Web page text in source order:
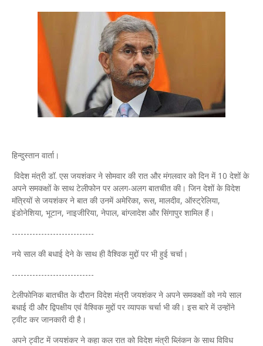
हिन्दुस्तान वार्ता।
विदेश मंत्री डॉ. एस जयशंकर ने सोमवार की रात और मंगलवार को दिन में 10 देशों के
अपने समकक्षों के साथ टेलीफोन पर अलग-अलग बातचीत की। जिन देशों के विदेश
मंत्रियों से जयशंकर ने बात की उनमें अमेरिका, रूस, मालदीव, ऑस्ट्रेलिया,
इंडोनेशिया, भूटान, नाइजीरिया, नेपाल, बांग्लादेश और सिंगापुर शामिल हैं।
----------------------------
नये साल की बधाई देने के साथ ही वैश्विक मुद्दों पर भी हुई चर्चा।
----------------------------
टेलीफोनिक बातचीत के दौरान विदेश मंत्री जयशंकर ने अपने समकक्षों को नये साल
बधाई दी और द्विपक्षीय एवं वैश्विक मुद्दों पर व्यापक चर्चा भी की। इस बारे में उन्होंने
ट्वीट कर जानकारी दी है।
अपने ट्वीट में जयशंकर ने कहा कल रात को विदेश मंत्री ब्लिंकन के साथ विविध